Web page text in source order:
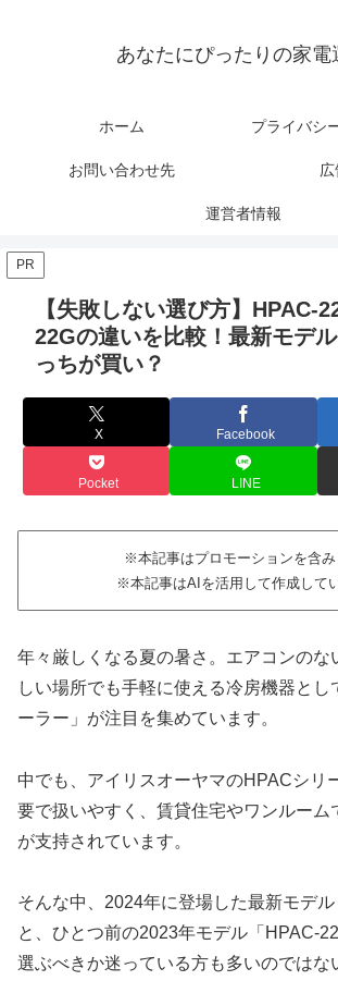
あなたにぴったりの家電
ホーム プライバシ
お問い合わせ先
運営者情報
PR
【失敗しない選び方】HPAC-
22Gの違いを比較！最新モデ
っちが買い？
X Facebook
Pocket LINE
※本記事はプロモーションを含み
※本記事はAIを活用して作成して
年々厳しくなる夏の暑さ。エアコンのな
しい場所でも手軽に使える冷房機器とし
ーラー」が注目を集めています。
中でも、アイリスオーヤマのHPACシリ
要で扱いやすく、賃貸住宅やワンルーム
が支持されています。
そんな中、2024年に登場した最新モデル
と、ひとつ前の2023年モデル「HPAC-
選ぶべきか迷っている方も多いのではな